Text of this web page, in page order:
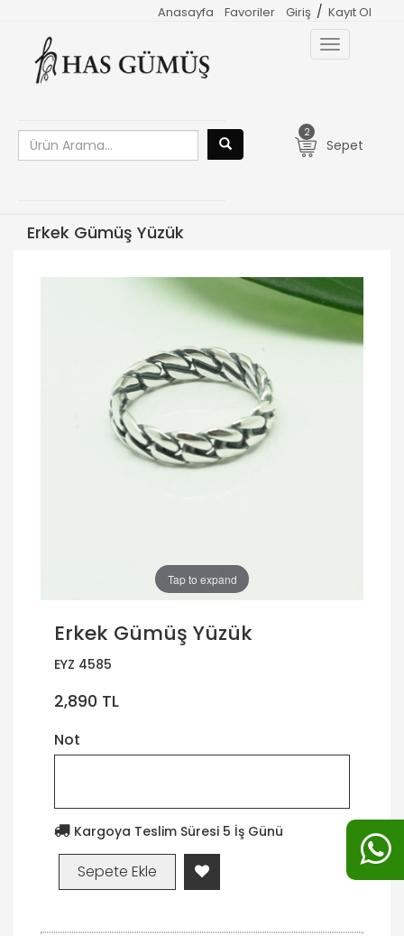
Giriş / Kayıt Ol
Favoriler
Anasayfa
Toggle
navigation
2
Sepet
Erkek Gümüş Yüzük
Tap to expand
Erkek Gümüş Yüzük
EYZ 4585
2,890 TL
Not
Kargoya Teslim Süresi 5 İş Günü